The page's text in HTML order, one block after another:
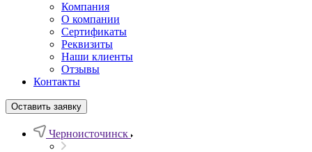
Компания
О компании
Сертификаты
Реквизиты
Наши клиенты
Отзывы
Контакты
Оставить заявку
Черноисточинск